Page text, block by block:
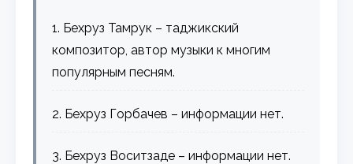
1. Бехруз Тамрук – таджикский
композитор, автор музыки к многим
популярным песням.
2. Бехруз Горбачев – информации нет.
3. Бехруз Воситзаде – информации нет.